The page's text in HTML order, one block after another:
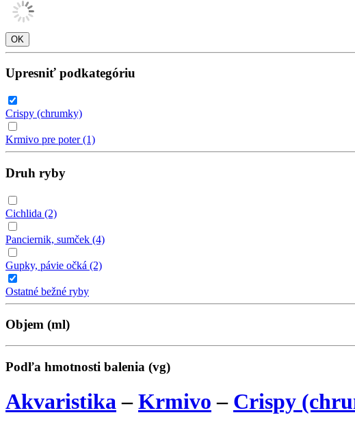
Upresniť podkategóriu
Crispy (chrumky)
Krmivo pre poter(1)
Druh ryby
Cichlida (2)
Panciernik, sumček (4)
Gupky, pávie očká (2)
Ostatné bežné ryby
Objem (ml)
Podľa hmotnosti balenia (vg)
Akvaristika –Krmivo – Crispy